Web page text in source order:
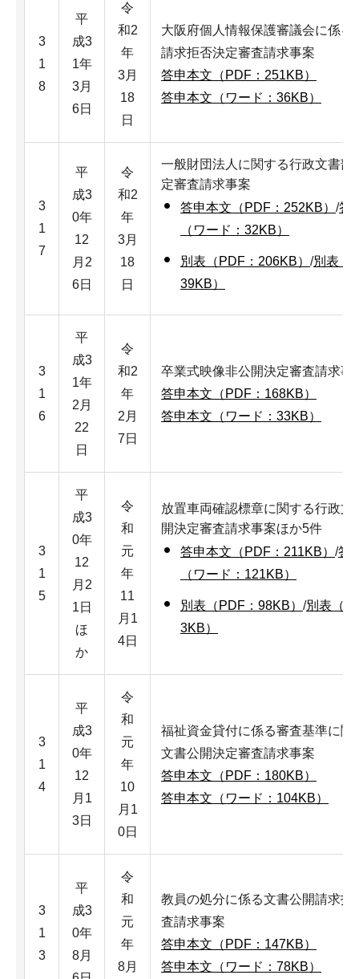
3
1
8
平
成3
1年
3月
6日
令
和2
年
3月
18
日
大阪府個人情報保護審議会に係る
請求拒否決定審査請求事案
答申本文（PDF：251KB）
答申本文（ワード：36KB）
3
1
7
平
成3
0年
12
月2
6日
令
和2
年
3月
18
日
一般財団法人に関する行政文書部
定審査請求事案
答申本文（PDF：252KB） /答
（ワード：32KB）
別表（PDF：206KB） /別表（
39KB）
3
1
6
平
成3
1年
2月
22
日
令
和2
年
2月
7日
卒業式映像非公開決定審査請求事
答申本文（PDF：168KB）
答申本文（ワード：33KB）
3
1
5
平
成3
0年
12
月2
1日
ほ
か
令
和
元
年
11
月1
4日
放置車両確認標章に関する行政文
開決定審査請求事案ほか5件
答申本文（PDF：211KB） /答
（ワード：121KB）
別表（PDF：98KB） /別表（
3KB）
3
1
4
平
成3
0年
12
月1
3日
令
和
元
年
10
月1
0日
福祉資金貸付に係る審査基準に関
文書公開決定審査請求事案
答申本文（PDF：180KB）
答申本文（ワード：104KB）
3
1
3
平
成3
0年
8月
令
和
元
年
8月
教員の処分に係る文書公開請求拒
査請求事案
答申本文（PDF：147KB）
答申本文（ワード：78KB）